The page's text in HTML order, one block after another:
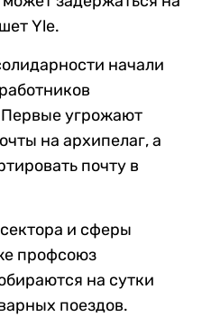
Yle.
начали
угрожают
на архипелаг, а
почту в
и сферы
профсоюз
на сутки
поездов.